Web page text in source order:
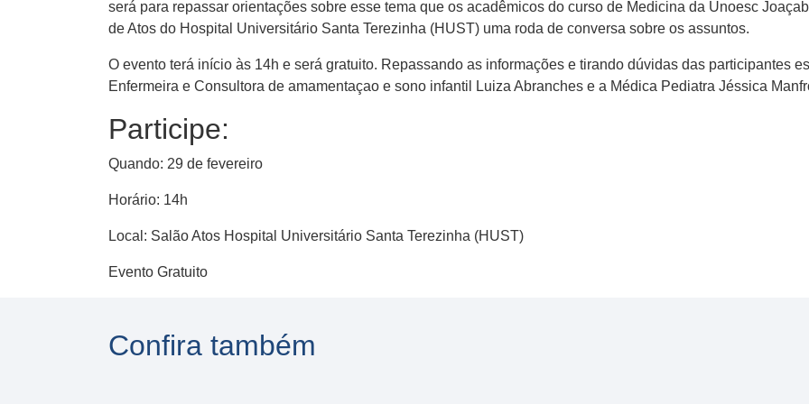
será para repassar orientações sobre esse tema que os acadêmicos do curso de Medicina da Unoesc
de Atos do Hospital Universitário Santa Terezinha (HUST) uma roda de conversa sobre os assuntos.
O evento terá início às 14h e será gratuito. Repassando as informações e tirando dúvidas das participantes
Enfermeira e Consultora de amamentaçao e sono infantil Luiza Abranches e a Médica Pediatra Jéssica
Participe:
Quando: 29 de fevereiro
Horário: 14h
Local: Salão Atos Hospital Universitário Santa Terezinha (HUST)
Evento Gratuito
Confira também